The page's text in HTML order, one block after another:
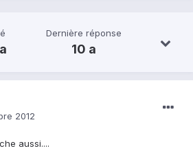
Dernière réponse
10 a
2012
aussi....